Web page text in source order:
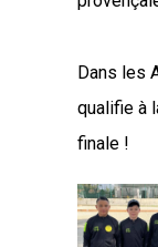
Dans les
qualifie à
finale !